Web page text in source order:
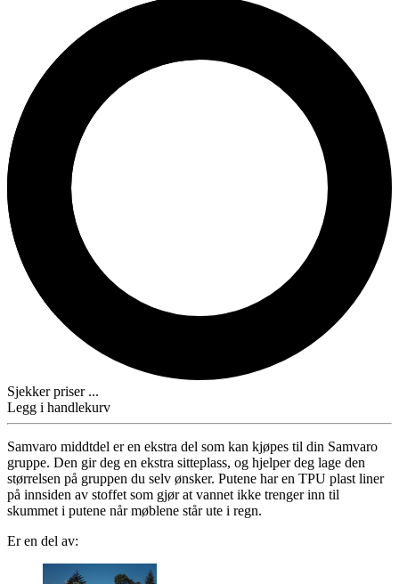
Sjekker priser ...
Legg i handlekurv
Samvaro middtdel er en ekstra del som kan kjøpes til din Samvaro
gruppe. Den gir deg en ekstra sitteplass, og hjelper deg lage den
størrelsen på gruppen du selv ønsker. Putene har en TPU plast liner
på innsiden av stoffet som gjør at vannet ikke trenger inn til
skummet i putene når møblene står ute i regn.
Er en del av: